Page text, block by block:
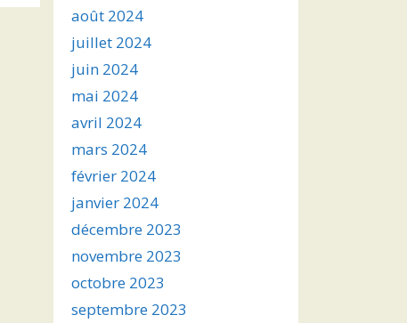
août 2024
juillet 2024
juin 2024
mai 2024
avril 2024
mars 2024
février 2024
janvier 2024
décembre 2023
novembre 2023
octobre 2023
septembre 2023